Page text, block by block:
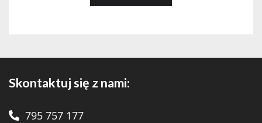
Skontaktuj się z nami:
795 757 177